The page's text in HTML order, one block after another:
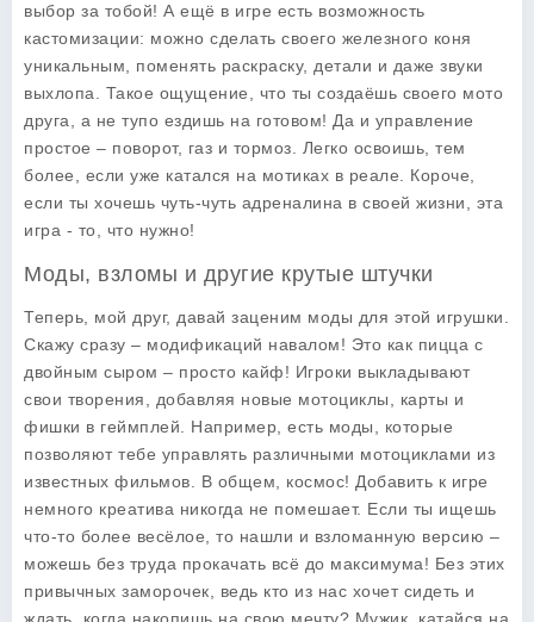
выбор за тобой! А ещё в игре есть возможность
кастомизации: можно сделать своего железного коня
уникальным, поменять раскраску, детали и даже звуки
выхлопа. Такое ощущение, что ты создаёшь своего мото
друга, а не тупо ездишь на готовом! Да и управление
простое – поворот, газ и тормоз. Легко освоишь, тем
более, если уже катался на мотиках в реале. Короче,
если ты хочешь чуть-чуть адреналина в своей жизни, эта
игра - то, что нужно!
Моды, взломы и другие крутые штучки
Теперь, мой друг, давай заценим моды для этой игрушки.
Скажу сразу – модификаций навалом! Это как пицца с
двойным сыром – просто кайф! Игроки выкладывают
свои творения, добавляя новые мотоциклы, карты и
фишки в геймплей. Например, есть моды, которые
позволяют тебе управлять различными мотоциклами из
известных фильмов. В общем, космос! Добавить к игре
немного креатива никогда не помешает. Если ты ищешь
что-то более весёлое, то нашли и взломанную версию –
можешь без труда прокачать всё до максимума! Без этих
привычных заморочек, ведь кто из нас хочет сидеть и